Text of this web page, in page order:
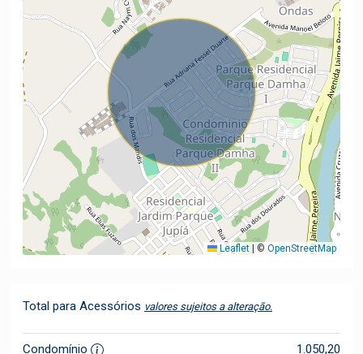
Leaflet © OpenStreetMap
Total para Acessórios valores sujeitos a alteração.
Condomínio 1.050,20